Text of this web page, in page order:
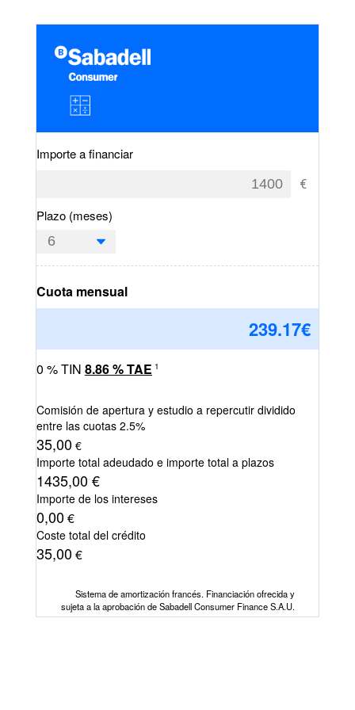
Importe a financiar
Plazo (meses)
Comisión de apertura y estudio a repercutir dividido
entre las cuotas 2.5%
35,00€
Importe total adeudado e importe total a plazos
1435,00€
Importe de los intereses
0,00€
Coste total del crédito
35,00€
Cuota mensual
239.17€
0 % TIN 8.86%TAE 1
Sistema de amortización francés. Financiación ofrecida y
sujeta a la aprobación de Sabadell Consumer Finance S.A.U.